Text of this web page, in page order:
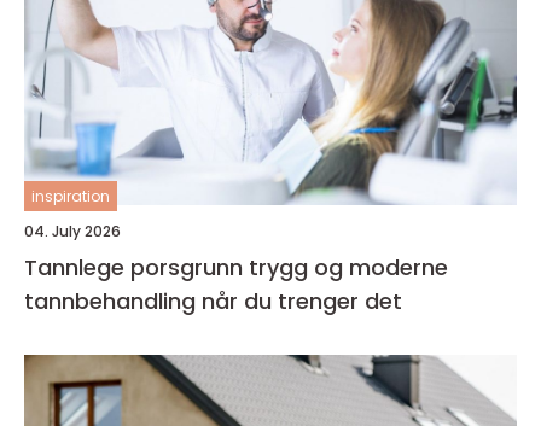
inspiration
04. July 2026
Tannlege porsgrunn trygg og moderne
tannbehandling når du trenger det